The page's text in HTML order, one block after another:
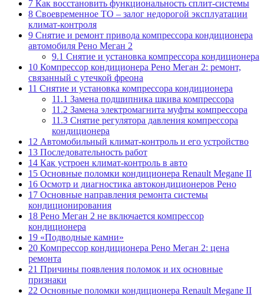
7 Как восстановить функциональность сплит-системы
8 Своевременное ТО – залог недорогой эксплуатации
климат-контроля
9 Снятие и ремонт привода компрессора кондиционера
автомобиля Рено Меган 2
9.1 Снятие и установка компрессора кондиционера
10 Компрессор кондиционера Рено Меган 2: ремонт,
связанный с утечкой фреона
11 Снятие и установка компрессора кондиционера
11.1 Замена подшипника шкива компрессора
11.2 Замена электромагнита муфты компрессора
11.3 Снятие регулятора давления компрессора
кондиционера
12 Автомобильный климат-контроль и его устройство
13 Последовательность работ
14 Как устроен климат-контроль в авто
15 Основные поломки кондиционера Renault Megane II
16 Осмотр и диагностика автокондиционеров Рено
17 Основные направления ремонта системы
кондиционирования
18 Рено Меган 2 не включается компрессор
кондиционера
19 «Подводные камни»
20 Компрессор кондиционера Рено Меган 2: цена
ремонта
21 Причины появления поломок и их основные
признаки
22 Основные поломки кондиционера Renault Megane II